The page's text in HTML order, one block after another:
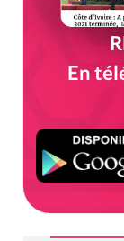
En